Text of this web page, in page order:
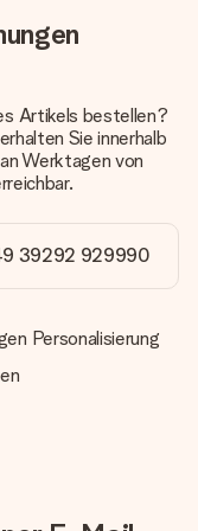
Lieferoptionen
wird als Paket oder
ob es als Paket
bitte unseren
an: Vorauskasse
Paypal,
Lieferzeit des
nicht
passender
Artikels bestellen?
Sie innerhalb
Werktagen von
39292 929990
Personalisierung